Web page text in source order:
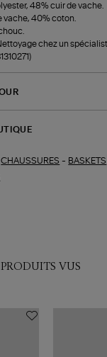
48% cuir de vache.
vache, 40% coton.
chez un
CHAUSSURES - BASKETS
VUS